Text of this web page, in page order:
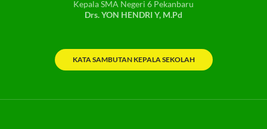
Kepala SMA Negeri 6 Pekanbaru
Drs. YON HENDRI Y, M.Pd
KATA SAMBUTAN KEPALA SEKOLAH